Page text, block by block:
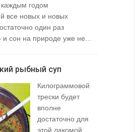
годом
все новых и новых
один раз
сон на природе уже не...
рыбный суп
Килограммовой
трески будет
вполне
достаточно для
этой лакомой